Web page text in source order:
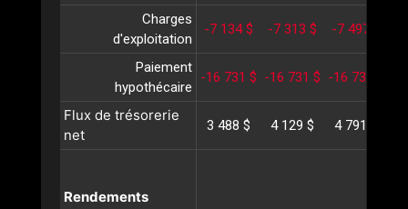
Charges
d'exploitation
-7 134 $ -7 313 $ -7 497 $
Paiement
hypothécaire
-16 731 $ -16 731 $ -16 731 $
Flux de trésorerie
net
3 488 $ 4 129 $ 4 791 $
Rendements